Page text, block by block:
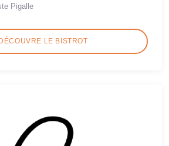
Pigalle
LE BISTROT